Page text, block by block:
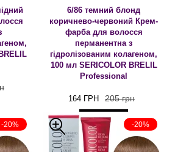
6/86 темний блонд
коричнево-червоний Крем-
фарба для волосся
перманентна з
гідролізованим колагеном,
100 мл SERICOLOR BRELIL
Professional
164 ГРН 205 грн
КУПИТИ
-20% -20%